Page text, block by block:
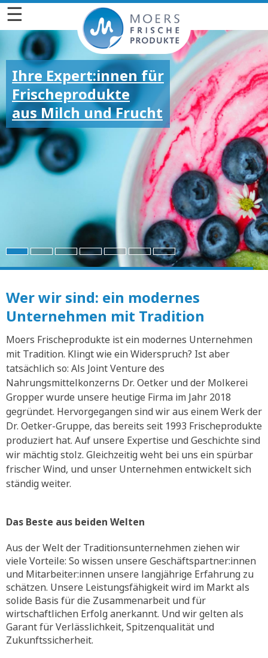
☰
Ihre Expert:innen für
Frischeprodukte
aus Milch und Frucht
Wer wir sind: ein modernes
Unternehmen mit Tradition
Moers Frischeprodukte ist ein modernes Unternehmen
mit Tradition. Klingt wie ein Widerspruch? Ist aber
tatsächlich so: Als Joint Venture des
Nahrungsmittelkonzerns Dr. Oetker und der Molkerei
Gropper wurde unsere heutige Firma im Jahr 2018
gegründet. Hervorgegangen sind wir aus einem Werk der
Dr. Oetker-Gruppe, das bereits seit 1993 Frischeprodukte
produziert hat. Auf unsere Expertise und Geschichte sind
wir mächtig stolz. Gleichzeitig weht bei uns ein spürbar
frischer Wind, und unser Unternehmen entwickelt sich
ständig weiter.
Das Beste aus beiden Welten
Aus der Welt der Traditionsunternehmen ziehen wir
viele Vorteile: So wissen unsere Geschäftspartner:innen
und Mitarbeiter:innen unsere langjährige Erfahrung zu
schätzen. Unsere Leistungsfähigkeit wird im Markt als
solide Basis für die Zusammenarbeit und für
wirtschaftlichen Erfolg anerkannt. Und wir gelten als
Garant für Verlässlichkeit, Spitzenqualität und
Zukunftssicherheit.